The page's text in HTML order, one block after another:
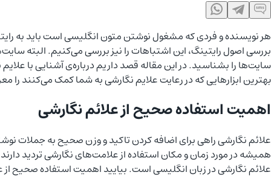
هر نویسنده و فردی که مشغول نوشتن متون انگلیسی است باید به
بررسی اصول رایتینگ، این اشتباهات را نیز بررسی می‌کنیم. البته
سایت‌ها را بشناسید. در این مقاله قصد داریم درباره‌ی آشنایی با
بهترین ابزارهایی که در رعایت علایم نگارشی به شما کمک می‌کنند را
اهمیت استفاده صحیح از علائم نگارشی
علائم نگارشی راهی برای اضافه کردن تاکید و وزن صحیح به جملات
همیشه در مورد زمان و مکان استفاده از علامت‌های نگارشی تردید
علائم نگارشی در زبان انگلیسی است. بیایید اهمیت استفاده صحیح